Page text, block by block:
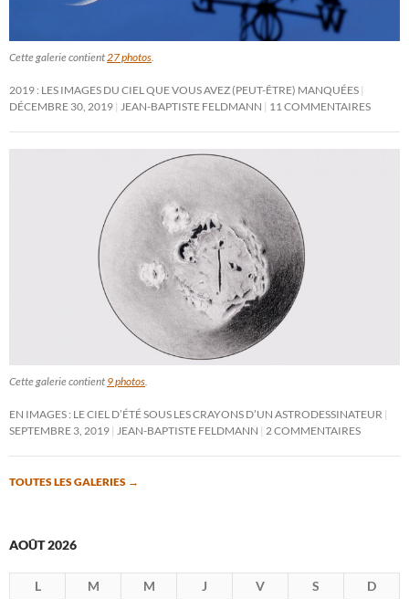
Cette galerie contient27 photos.
2019 : LES IMAGES DU CIEL QUE VOUS AVEZ (PEUT-ÊTRE) MANQUÉES
DÉCEMBRE 30, 2019 JEAN-BAPTISTE FELDMANN 11 COMMENTAIRES
Cette galerie contient 9 photos
EN IMAGES : LE CIEL D’ÉTÉ SOUS LES CRAYONS D’UN ASTRODESSINATEUR
SEPTEMBRE 3, 2019
JEAN-BAPTISTE FELDMANN 2 COMMENTAIRES
TOUTES LES GALERIES →
AOÛT 2026
L M M J V S
D